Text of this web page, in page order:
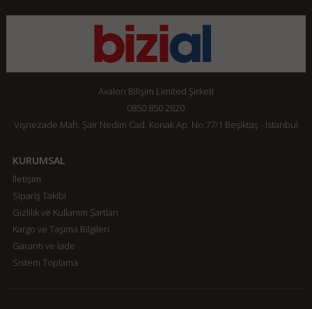
Avalon Bilişim Limited Şirketi
0850 850 2820
Vişnezade Mah. Şair Nedim Cad. Konak Ap. No:77/1 Beşiktaş - İstanbul
KURUMSAL
İletişim
Sipariş Takibi
Gizlilik ve Kullanım Şartları
Kargo ve Taşıma Bilgileri
Garanti ve İade
Sistem Toplama